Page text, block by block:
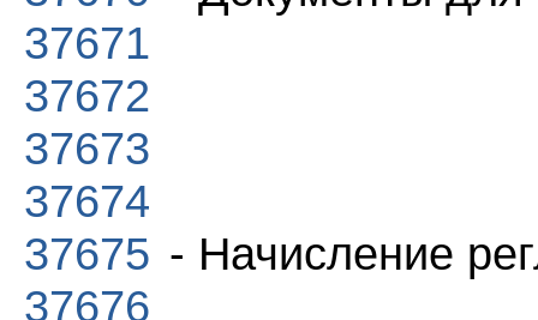
37671
37672
37673
37674
37675 - Начисление
37676